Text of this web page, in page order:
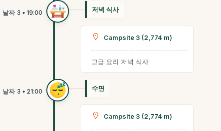
저녁 식사
Campsite 3 (2,774 m)
고급 요리 저녁 식사
수면
Campsite 3 (2,774 m)